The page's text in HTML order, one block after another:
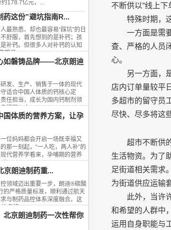
178.7亿元‌，...
药这份”避坑指南R...
最熟悉、却也最容易“踩坑”的日
舒服，首先想到的是补钙；孩
补钙。但很多人对补钙的认知
略了...
如磐铸品牌——北京朗迪
发、生产、销售于一体的现代
适合中国人体质的钙核心定
任担当，成长为国内钙制剂领
牌深入人...
国体质的营养方案，让孕
位妈妈都会开启一场既幸福又
那一刻起，“一人吃，两人补”的
代营养学看来，孕哺期的营养
”。...
京朗迪制药重...
领域迈出重要一步，朗迪®碳酸
的严格质量标准，顺利通过航天
与制药品控体系深度融合。这
品牌...
北京朗迪制药一次性帮你
不断供以“线上
特殊时期，
一方面是需
查、严格的人员
心。
另一方面，
店内订单量较平
多超市的留守员
尽快、尽多将这
超市不断供
生活物资。为了
足街道相关需求
为街道供应运输
此外，当许
和希望的人群中
运用自身职能与